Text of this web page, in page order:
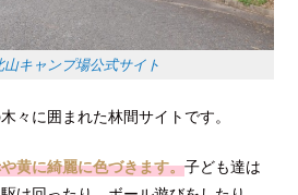
山キャンプ場公式サイト
々に囲まれた林間サイトです。
黄に綺麗に色づきます。子ども達は